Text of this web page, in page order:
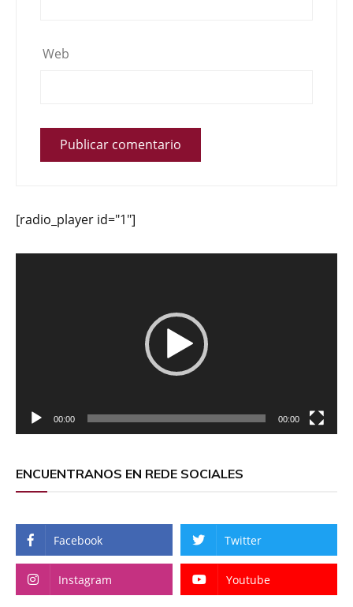
Web
[radio_player id="1"]
00:00 00:00
ENCUENTRANOS EN REDE SOCIALES
Facebook Twitter
Instagram Youtube